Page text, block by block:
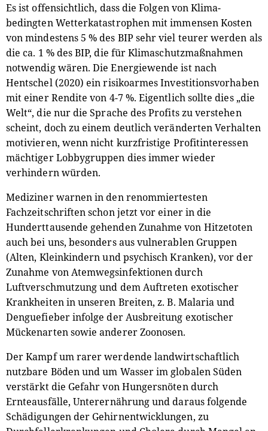
Es ist offensichtlich, dass die Folgen von Klima-
bedingten Wetterkatastrophen mit immensen Kosten
von mindestens 5 % des BIP sehr viel teurer werden als
die ca. 1 % des BIP, die für Klimaschutzmaßnahmen
notwendig wären. Die Energiewende ist nach
Hentschel (2020) ein risikoarmes Investitionsvorhaben
mit einer Rendite von 4-7 %. Eigentlich sollte dies „die
Welt“, die nur die Sprache des Profits zu verstehen
scheint, doch zu einem deutlich veränderten Verhalten
motivieren, wenn nicht kurzfristige Profitinteressen
mächtiger Lobbygruppen dies immer wieder
verhindern würden.
Mediziner warnen in den renommiertesten
Fachzeitschriften schon jetzt vor einer in die
Hunderttausende gehenden Zunahme von Hitzetoten
auch bei uns, besonders aus vulnerablen Gruppen
(Alten, Kleinkindern und psychisch Kranken), vor der
Zunahme von Atemwegsinfektionen durch
Luftverschmutzung und dem Auftreten exotischer
Krankheiten in unseren Breiten, z. B. Malaria und
Denguefieber infolge der Ausbreitung exotischer
Mückenarten sowie anderer Zoonosen.
Der Kampf um rarer werdende landwirtschaftlich
nutzbare Böden und um Wasser im globalen Süden
verstärkt die Gefahr von Hungersnöten durch
Ernteausfälle, Unterernährung und daraus folgende
Schädigungen der Gehirnentwicklungen, zu